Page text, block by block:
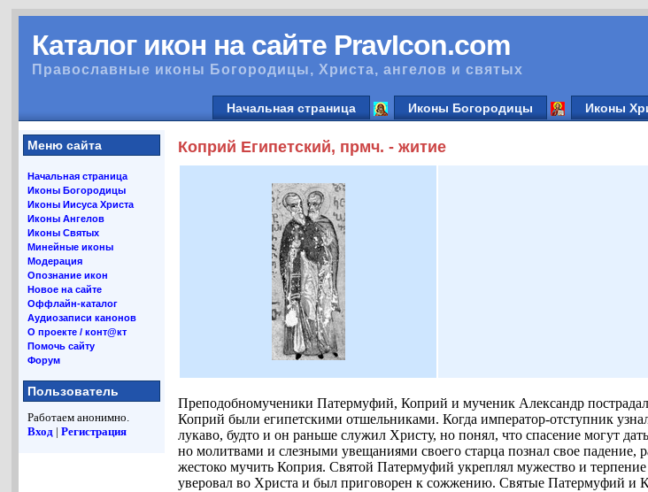
Каталог икон на сайте PravIcon.com
Православные иконы Богородицы, Христа, ангелов и святых
Начальная страница Иконы Богородицы Иконы
Меню сайта
Начальная страница
Иконы Богородицы
Иконы Иисуса Христа
Иконы Ангелов
Иконы Святых
Минейные иконы
Модерация
Опознание икон
Новое на сайте
Оффлайн-каталог
Аудиозаписи канонов
О проекте / конт@кт
Помочь сайту
Форум
Пользователь
Работаем анонимно.
Вход |Регистрация
Коприй Египетский, прмч. - житие
Преподобномученики Патермуфий, Коприй и мученик Александр
Коприй были египетскими отшельниками. Когда император-отступник
лукаво, будто и он раньше служил Христу, но понял, что спасение могут
но молитвами и слезными увещаниями своего старца познал свое падение,
жестоко мучить Коприя. Святой Патермуфий укреплял мужество и
уверовал во Христа и был приговорен к сожжению. Святые Патермуфий и